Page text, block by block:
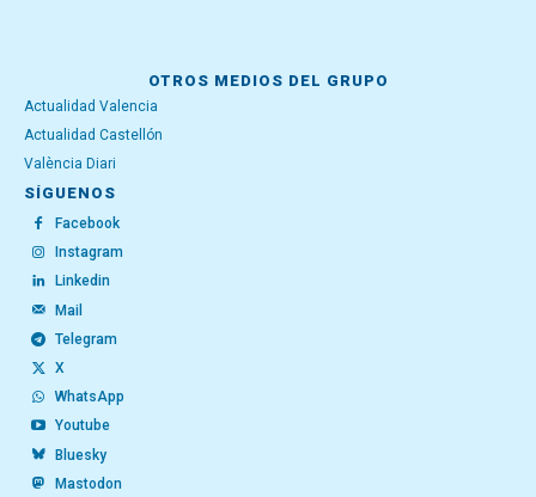
OTROS MEDIOS DEL GRUPO
Actualidad Valencia
Actualidad Castellón
València Diari
SÍGUENOS
Facebook
Instagram
Linkedin
Mail
Telegram
X
WhatsApp
Youtube
Bluesky
Mastodon